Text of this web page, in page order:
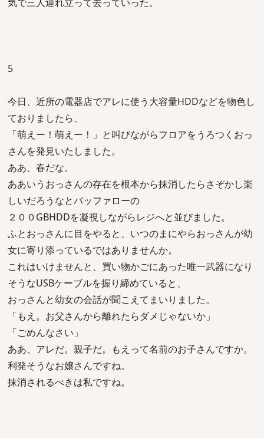
5
今日、近所の電器店でアレに使う大容量HDDなどを物色し
ておりましたら、
「萌えー！萌えー！」と叫びながらフロアをうろつくおっ
さんを発見いたしました。
ああ、春だな。
ああいうおっさんの存在を根本から抹消したらさぞかし楽
しいだろうなとバッファローの
２００GBHDDを凝視しながらレジへと並びました。
ふとおっさんに目をやると、いつのまにやらおっさんが幼
女に寄り添っているではありませんか。
これはいけませんと、買い物かごにあった唯一武器になり
そうなUSBケーブルを握り締めていると、
おっさんと幼女の会話が聞こえてまいりました。
「もえ。お父さんから離れたらダメじゃないか」
「ごめんなさい」
ああ、アレだ。親子だ。もえって名前のお子さんですか。
利発そうなお嬢さんですね。
抹消されるべきは私ですね。